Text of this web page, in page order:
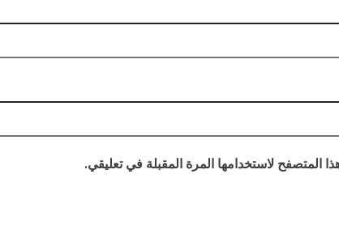
المتصفح لاستخدامها المرة المقبلة في تعليقي.